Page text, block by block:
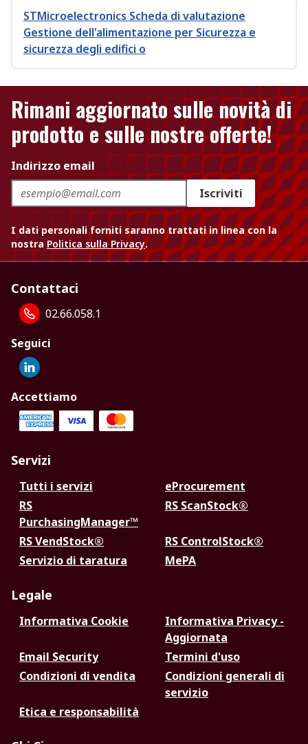
STMicroelectronics Scheda di valutazione
Gestione dell'alimentazione per Sicurezza e
sicurezza degli edifici o
Rimani aggiornato sulle novità di
prodotto e sulle nostre offerte!
Indirizzo email
Iscriviti
I dati personali forniti saranno trattati in linea con la
nostra Politica sulla Privacy.
Contattaci
02.66.058.1
Seguici
Accettiamo
Servizi
Tutti i servizi
eProcurement
RS
PurchasingManager™
RS ScanStock®
RS VendStock®
RS ControlStock®
Servizio di taratura
MePA
Legale
Informativa Cookie
Informativa Privacy -
Aggiornata
Email Security
Termini d'uso
Condizioni di vendita
Condizioni generali di
servizio
Etica e responsabilità